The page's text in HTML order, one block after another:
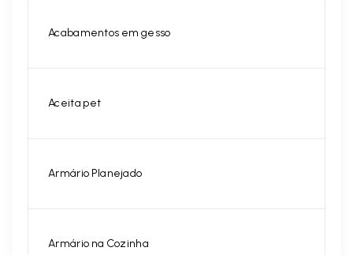
Acabamentos em gesso
Aceita pet
Armário Planejado
Armário na Cozinha